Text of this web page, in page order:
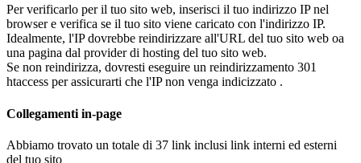
Per verificarlo per il tuo sito web, inserisci il tuo indirizzo IP nel
browser e verifica se il tuo sito viene caricato con l'indirizzo IP.
Idealmente, l'IP dovrebbe reindirizzare all'URL del tuo sito web oa
una pagina dal provider di hosting del tuo sito web.
Se non reindirizza, dovresti eseguire un reindirizzamento 301
htaccess per assicurarti che l'IP non venga indicizzato .
Collegamenti in-page
Abbiamo trovato un totale di 37 link inclusi link interni ed esterni
del tuo sito